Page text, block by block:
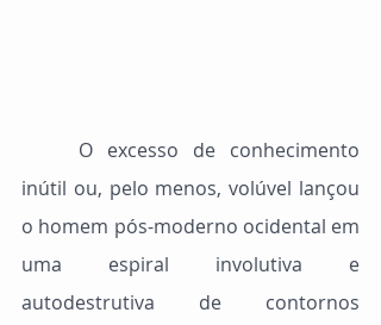
inútil ou, pelo menos, volúvel lançou
o homem pós-moderno ocidental em
uma espiral involutiva e
autodestrutiva de contornos